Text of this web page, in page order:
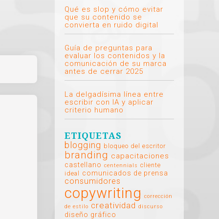
Qué es slop y cómo evitar
que su contenido se
convierta en ruido digital
Guía de preguntas para
evaluar los contenidos y la
comunicación de su marca
antes de cerrar 2025
La delgadísima línea entre
escribir con IA y aplicar
criterio humano
ETIQUETAS
blogging bloqueo del escritor
branding capacitaciones
castellano centennials cliente
ideal
comunicados de prensa
consumidores
copywriting
corrección
de estilo creatividad discurso
diseño gráfico